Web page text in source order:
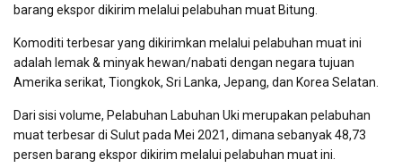
barang ekspor dikirim melalui pelabuhan muat Bitung.
Komoditi terbesar yang dikirimkan melalui pelabuhan muat ini
adalah lemak & minyak hewan/nabati dengan negara tujuan
Amerika serikat, Tiongkok, Sri Lanka, Jepang, dan Korea Selatan.
Dari sisi volume, Pelabuhan Labuhan Uki merupakan pelabuhan
muat terbesar di Sulut pada Mei 2021, dimana sebanyak 48,73
persen barang ekspor dikirim melalui pelabuhan muat ini.